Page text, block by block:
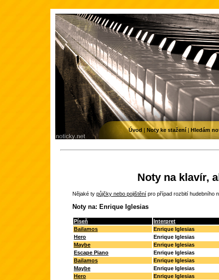
Noty na klavír,
Nějaké ty půjčky nebo pojištění pro případ rozbití hudebního
Noty na: Enrique Iglesias
Píseň
Interpret
Bailamos
Enrique Iglesias
Hero
Enrique Iglesias
Maybe
Enrique Iglesias
Escape Piano
Enrique Iglesias
Bailamos
Enrique Iglesias
Maybe
Enrique Iglesias
Hero
Enrique Iglesias
Úvod | Noty ke stažení| Hledám